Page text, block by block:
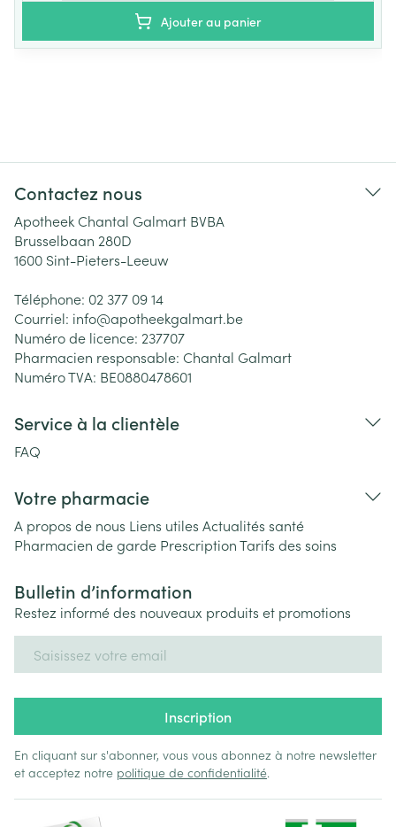
Ajouter au panier
Contactez nous
Apotheek Chantal Galmart BVBA
Brusselbaan 280D
1600 Sint-Pieters-Leeuw
Téléphone: 02 377 09 14
Courriel: info@apotheekgalmart.be
Numéro de licence: 237707
Pharmacien responsable: Chantal Galmart
Numéro TVA: BE0880478601
Service à la clientèle
FAQ
Votre pharmacie
A propos de nous Liens utiles Actualités santé
Pharmacien de garde PrescriptionTarifs des soins
Bulletin d’information
Restez informé des nouveaux produits et promotions
Inscription
En cliquant sur s'abonner, vous vous abonnez à notre newsletter
et acceptez notre politique de confidentialité.